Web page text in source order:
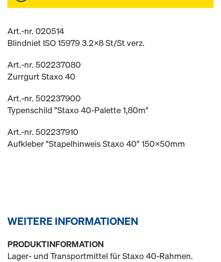
Art.-nr. 020514
Blindniet ISO 15979 3.2x8 St/St verz.
Art.-nr. 502237080
Zurrgurt Staxo 40
Art.-nr. 502237900
Typenschild "Staxo 40-Palette 1,80m"
Art.-nr. 502237910
Aufkleber "Stapelhinweis Staxo 40" 150x50mm
WEITERE INFORMATIONEN
PRODUKTINFORMATION
Lager- und Transportmittel für Staxo 40-Rahmen.